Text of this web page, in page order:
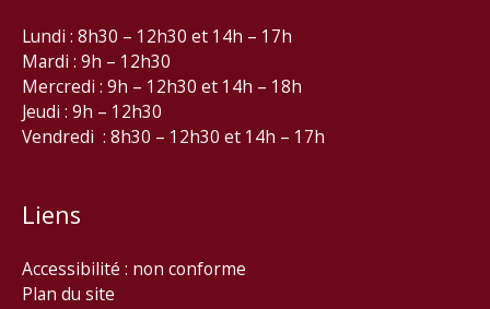
Lundi : 8h30 – 12h30 et 14h – 17h
Mardi : 9h – 12h30
Mercredi : 9h – 12h30 et 14h – 18h
Jeudi : 9h – 12h30
Vendredi : 8h30 – 12h30 et 14h – 17h
Liens
Accessibilité : non conforme
Plan du site